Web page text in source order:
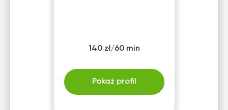
140 zł/60 min
Pokaż profil